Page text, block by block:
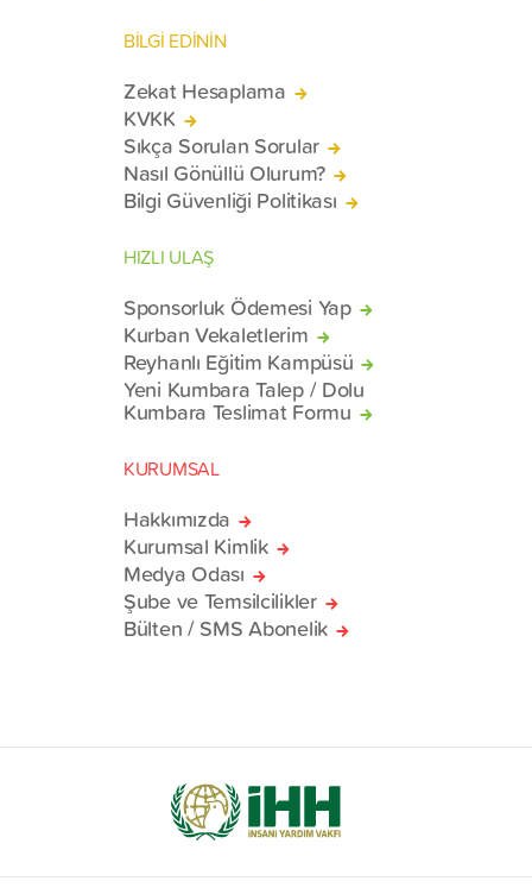
BİLGİ EDİNİN
Zekat Hesaplama
KVKK
Sıkça Sorulan Sorular
Nasıl Gönüllü Olurum?
Bilgi Güvenliği Politikası
HIZLI ULAŞ
Sponsorluk Ödemesi Yap
Kurban Vekaletlerim
Reyhanlı Eğitim Kampüsü
Yeni Kumbara Talep / Dolu
Kumbara Teslimat Formu
KURUMSAL
Hakkımızda
Kurumsal Kimlik
Medya Odası
Şube ve Temsilcilikler
Bülten / SMS Abonelik